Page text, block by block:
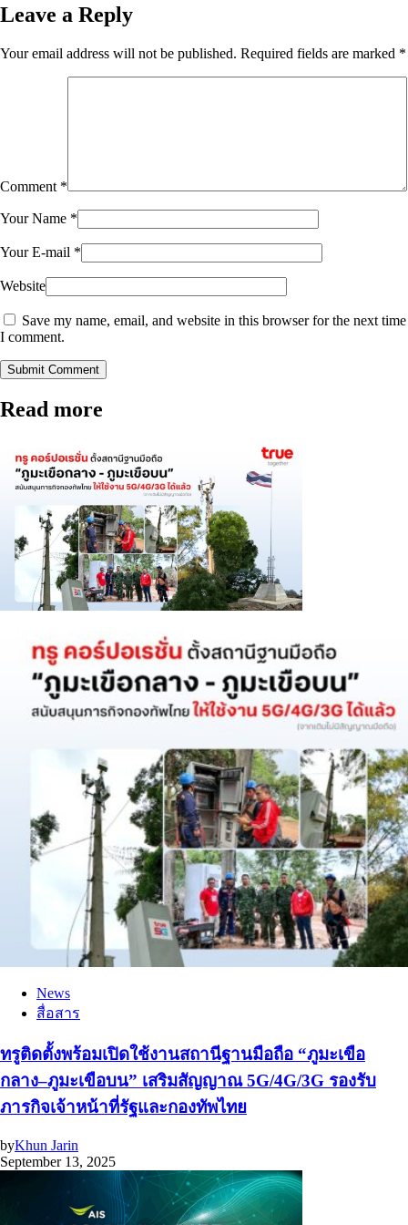
Leave a Reply
Your email address will not be published. Required fields are marked *
Comment *
Your Name *
Your E-mail *
Website
Save my name, email, and website in this browser for the next time
I comment.
Submit Comment
Read more
News
สื่อสาร
ทรูติดตั้งพร้อมเปิดใช้งานสถานีฐานมือถือ “ภูมะเขือ
กลาง–ภูมะเขือบน” เสริมสัญญาณ 5G/4G/3G รองรับ
ภารกิจเจ้าหน้าที่รัฐและกองทัพไทย
byKhun Jarin
September 13, 2025